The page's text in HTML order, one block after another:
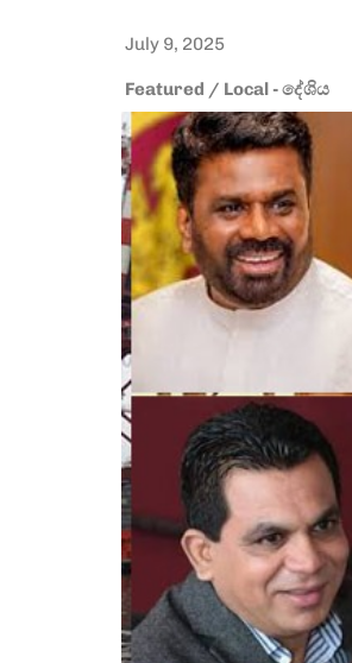
July 9, 2025
Featured / Local - දේශිය